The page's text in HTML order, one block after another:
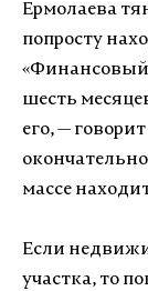
Ермолаева
попросту
шесть
его, —
массе
Если
участка, то